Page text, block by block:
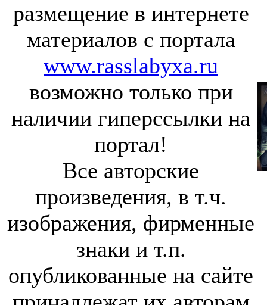
размещение в интернете
материалов с портала
www.rasslabyxa.ru
возможно только при
наличии гиперссылки на
портал!
Все авторские
произведения, в т.ч.
изображения, фирменные
знаки и т.п.
опубликованные на сайте